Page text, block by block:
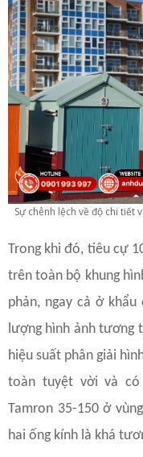
Sự chênh lệch về độ chi tiết
Trong khi đó, tiêu cự
trên toàn bộ khung
phản, ngay cả ở
lượng hình ảnh tương
hiệu suất phân giải
toàn tuyệt vời và
Tamron 35-150 ở
hai ống kính là khá